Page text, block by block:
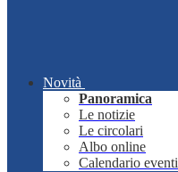
Novità
Panoramica
Le notizie
Le circolari
Albo online
Calendario eventi